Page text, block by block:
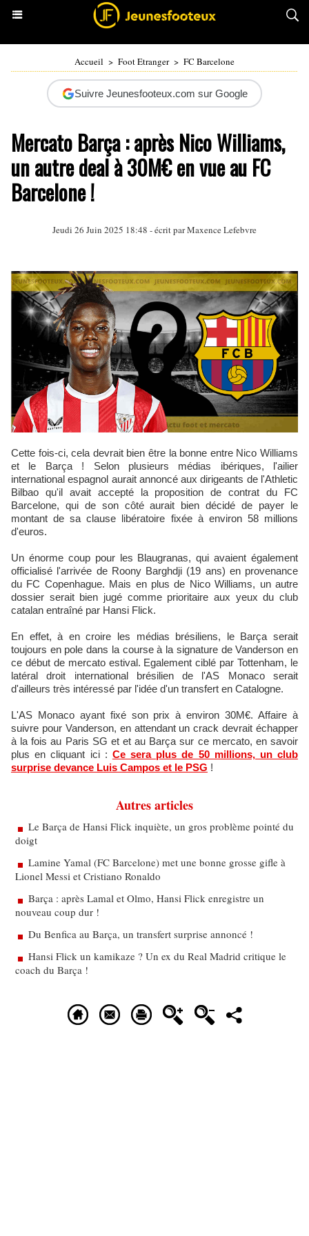
Accueil > Foot Etranger > FC Barcelone
Suivre Jeunesfooteux.com sur Google
Mercato Barça : après Nico Williams,
un autre deal à 30M€ en vue au FC
Barcelone !
Jeudi 26 Juin 2025 18:48 - écrit par Maxence Lefebvre
Cette fois-ci, cela devrait bien être la bonne entre Nico Williams
et le Barça ! Selon plusieurs médias ibériques, l'ailier
international espagnol aurait annoncé aux dirigeants de l'Athletic
Bilbao qu'il avait accepté la proposition de contrat du FC
Barcelone, qui de son côté aurait bien décidé de payer le
montant de sa clause libératoire fixée à environ 58 millions
d'euros.
Un énorme coup pour les Blaugranas, qui avaient également
officialisé l'arrivée de Roony Barghdji (19 ans) en provenance
du FC Copenhague. Mais en plus de Nico Williams, un autre
dossier serait bien jugé comme prioritaire aux yeux du club
catalan entraîné par Hansi Flick.
En effet, à en croire les médias brésiliens, le Barça serait
toujours en pole dans la course à la signature de Vanderson en
ce début de mercato estival. Egalement ciblé par Tottenham, le
latéral droit international brésilien de l'AS Monaco serait
d'ailleurs très intéressé par l'idée d'un transfert en Catalogne.
L'AS Monaco ayant fixé son prix à environ 30M€. Affaire à
suivre pour Vanderson, en attendant un crack devrait échapper
à la fois au Paris SG et et au Barça sur ce mercato, en savoir
plus en cliquant ici : Ce sera plus de 50 millions, un club
surprise devance Luis Campos et le PSG !
Autres articles
Le Barça de Hansi Flick inquiète, un gros problème pointé du
doigt
Lamine Yamal (FC Barcelone) met une bonne grosse gifle à
Lionel Messi et Cristiano Ronaldo
Barça : après Lamal et Olmo, Hansi Flick enregistre un
nouveau coup dur !
Du Benfica au Barça, un transfert surprise annoncé !
Hansi Flick un kamikaze ? Un ex du Real Madrid critique le
coach du Barça !